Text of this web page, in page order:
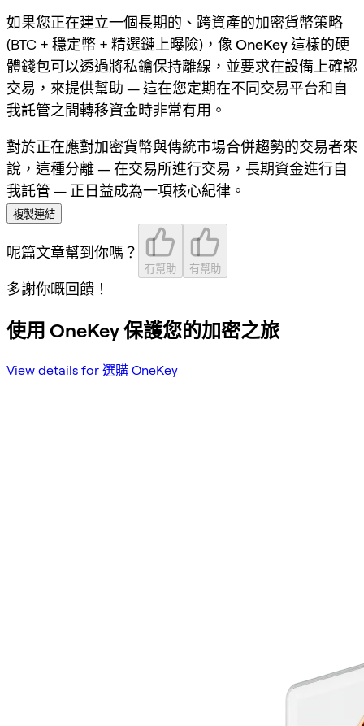
如果您正在建立一個長期的、跨資產的加密貨幣策略
(BTC + 穩定幣 + 精選鏈上曝險)，像 OneKey這樣的硬
體錢包可以透過將私鑰保持離線，並要求在設備上確認
交易，來提供幫助 — 這在您定期在不同交易平台和自
我託管之間轉移資金時非常有用。
對於正在應對加密貨幣與傳統市場合併趨勢的交易者來
說，這種分離 —在交易所進行交易，長期資金進行自
我託管— 正日益成為一項核心紀律。
複製連結
呢篇文章幫到你嗎？
冇幫助 有幫助
多謝你嘅回饋！
使用 OneKey 保護您的加密之旅
View details for 選購 OneKey